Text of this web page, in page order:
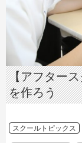
【アフター
を作ろう
スクールトピックス